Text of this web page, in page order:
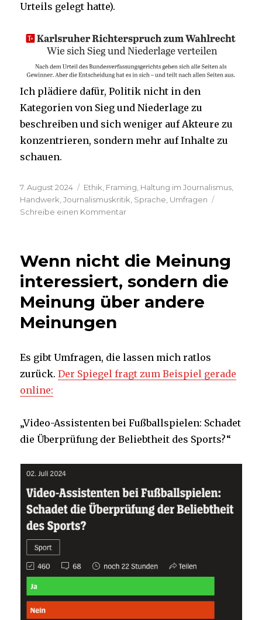
Urteils gelegt hatte).
Ich plädiere dafür, Politik nicht in den
Kategorien von Sieg und Niederlage zu
beschreiben und sich weniger auf Akteure zu
konzentrieren, sondern mehr auf Inhalte zu
schauen.
Veröffentlicht
am
7. August 2024 Kategorien
Ethik Framing Haltung im Journalismus
Handwerk ,Journalismuskritik Sprache Umfragen
Schreibe einen Kommentarzu
Spiel
Sieg
und
Niederlage
Wenn nicht die Meinung
interessiert, sondern die
Meinung über andere
Meinungen
Es gibt Umfragen, die lassen mich ratlos
zurück.Der Spiegel fragt zum Beispiel gerade
online:
„Video-Assistenten bei Fußballspielen: Schadet
die Überprüfung der Beliebtheit des Sports?“